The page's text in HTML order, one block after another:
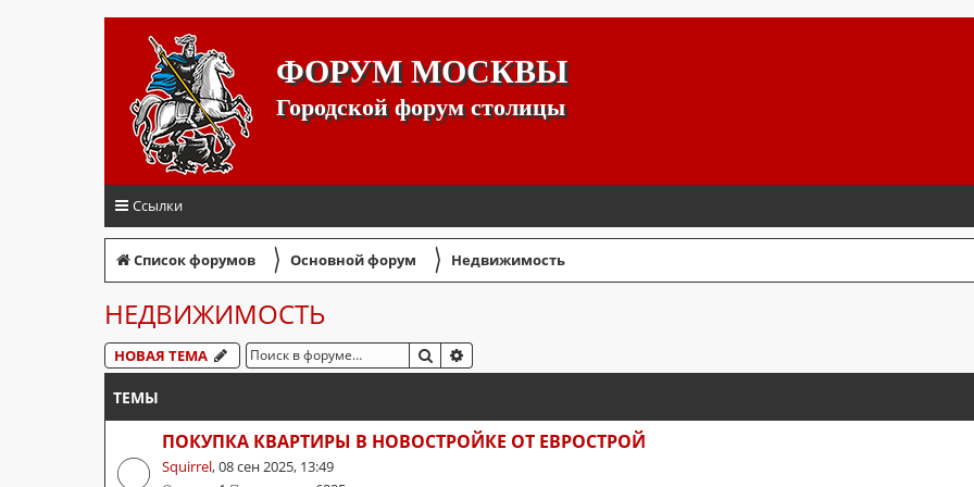
ФОРУМ МОСКВЫ
Городской форум столицы
Ссылки
Список форумов 〉 Основной форум 〉 Недвижимость
НЕДВИЖИМОСТЬ
НОВАЯ ТЕМА ПОИСК
ТЕМЫ
ПОКУПКА КВАРТИРЫ В НОВОСТРОЙКЕ ОТ ЕВРОСТРОЙ
Squirrel,08 сен 2025, 13:49